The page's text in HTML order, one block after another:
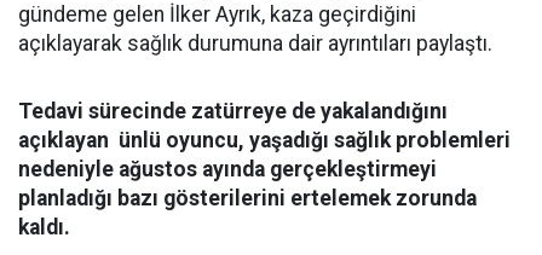
gündeme gelen İlker Ayrık, kaza geçirdiğini
açıklayarak sağlık durumuna dair ayrıntıları paylaştı.
Tedavi sürecinde zatürreye de yakalandığını
açıklayan ünlü oyuncu, yaşadığı sağlık problemleri
nedeniyle ağustos ayında gerçekleştirmeyi
planladığı bazı gösterilerini ertelemek zorunda
kaldı.